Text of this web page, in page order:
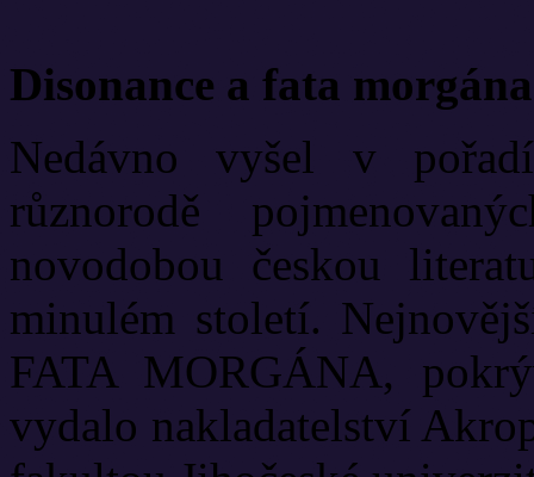
Disonance a fata morgána
Nedávno vyšel v
různorodě
novodobou českou
minulém století.
FATA MORGÁNA,
vydalo nakladatelství